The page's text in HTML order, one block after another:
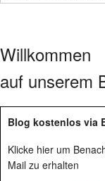
Willkommen
auf unserem
Blog kostenlos via
Klicke hier um
Mail zu erhalten